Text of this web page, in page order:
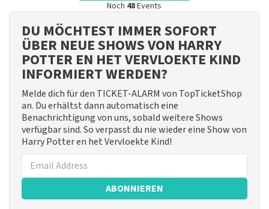
Noch 48Events
DU MÖCHTEST IMMER SOFORT
ÜBER NEUE SHOWS VON HARRY
POTTER EN HET VERVLOEKTE KIND
INFORMIERT WERDEN?
Melde dich für den TICKET-ALARM von TopTicketShop
an. Du erhältst dann automatisch eine
Benachrichtigung von uns, sobald weitere Shows
verfügbar sind. So verpasst du nie wieder eine Show von
Harry Potter en het Vervloekte Kind!
ABONNIEREN